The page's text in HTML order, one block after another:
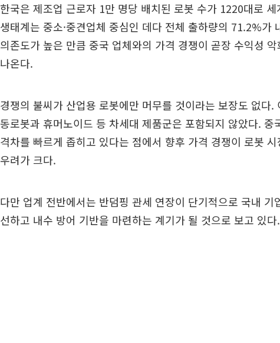
한국은 제조업 근로자 1만 명당 배치된 로봇 수가 1220대로
생태계는 중소·중견업체 중심인 데다 전체 출하량의 71.2%가
의존도가 높은 만큼 중국 업체와의 가격 경쟁이 곧장 수익성
나온다.
경쟁의 불씨가 산업용 로봇에만 머무를 것이라는 보장도 없다.
동로봇과 휴머노이드 등 차세대 제품군은 포함되지 않았다. 중
격차를 빠르게 좁히고 있다는 점에서 향후 가격 경쟁이 로봇
우려가 크다.
다만 업계 전반에서는 반덤핑 관세 연장이 단기적으로 국내 기
선하고 내수 방어 기반을 마련하는 계기가 될 것으로 보고 있다.